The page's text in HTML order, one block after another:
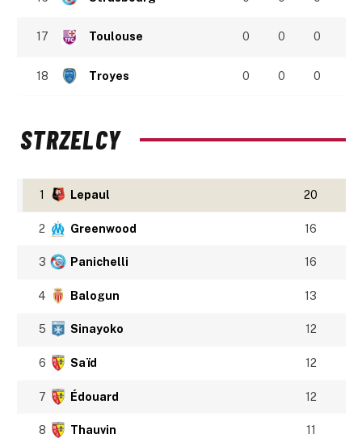
17 Toulouse 0 0 0
18 Troyes 0 0 0
STRZELCY
1 Lepaul 20
2 Greenwood 16
3 Panichelli 16
4 Balogun 13
5 Sinayoko 12
6 Saïd 12
7 Édouard 12
8 Thauvin 11